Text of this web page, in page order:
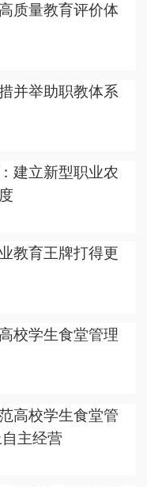
质量教育评价体
并举助职教体系
建立新型职业农
教育王牌打得更
校学生食堂管理
高校学生食堂管
主经营